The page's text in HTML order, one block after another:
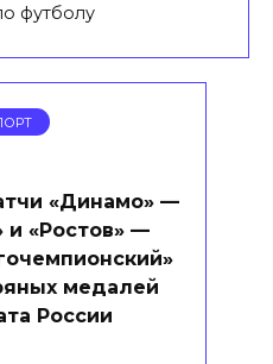
футболу
«Динамо» —
и «Ростов» —
медалей
России